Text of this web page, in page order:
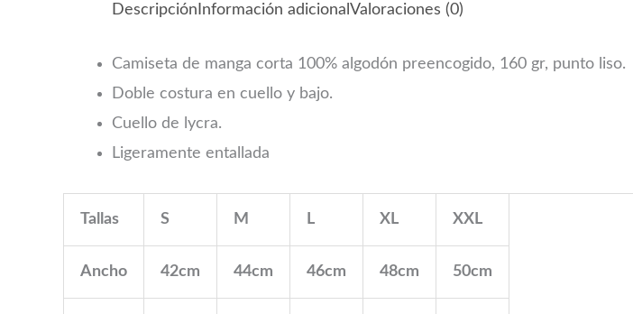
Descripción Información adicional Valoraciones (0)
Camiseta de manga corta 100% algodón preencogido, 160 gr, punto liso.
Doble costura en cuello y bajo.
Cuello de lycra.
Ligeramente entallada
Tallas S M L XL XXL
Ancho 42cm 44cm 46cm 48cm 50cm